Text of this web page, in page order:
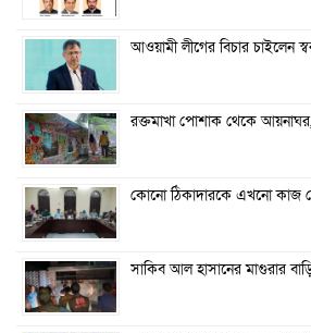
আওয়ামী লীগের বিচার চাইলেন
রক্তমাখা পোশাক থেকে
কোনো ঠিকাদারকে এখনো কাজ
সাকিব আল হাসানের মাগুরার